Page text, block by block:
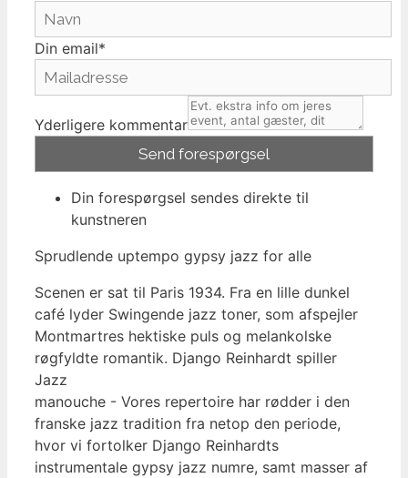
Din email*
Yderligere kommentar
Din forespørgsel sendes direkte til
kunstneren
Sprudlende uptempo gypsy jazz for alle
Scenen er sat til Paris 1934. Fra en lille dunkel
café lyder Swingende jazz toner, som afspejler
Montmartres hektiske puls og melankolske
røgfyldte romantik. Django Reinhardt spiller
Jazz
manouche - Vores repertoire har rødder i den
franske jazz tradition fra netop den periode,
hvor vi fortolker Django Reinhardts
instrumentale gypsy jazz numre, samt masser af